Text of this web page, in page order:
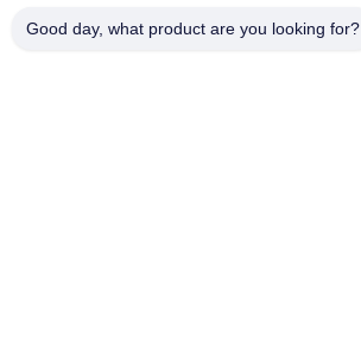
Good day, what product are you looking for?